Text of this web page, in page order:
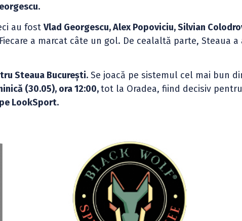
au fostVlad Georgescu, Alex Popoviciu, Silvian
a marcat câte un gol. De cealaltă parte, Steaua a
Steaua București. Se joacă pe sistemul cel mai bun
(30.05), ora 12:00,tot la Oradea, fiind decisiv pentru
LookSport.